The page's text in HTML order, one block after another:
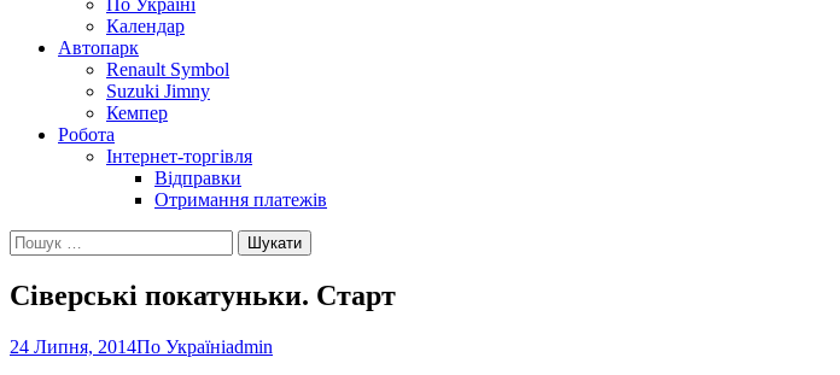
Календар
Автопарк
Renault Symbol
Suzuki Jimny
Кемпер
Робота
Інтернет-торгівля
Відправки
Отримання платежів
Пошук:
Сіверські покатуньки. Старт
24 Липня, 2014По Україніadmin